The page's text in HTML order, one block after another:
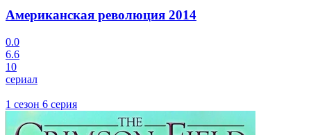
Американская революция 2014
0.0
6.6
10
сериал
1 сезон 6 серия